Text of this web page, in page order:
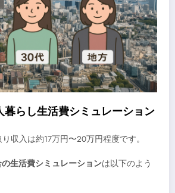
らし生活費シミュレーション
収入は約17万円〜20万円程度です。
生活費シミュレーションは以下のよう